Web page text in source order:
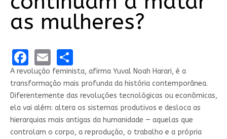
as mulheres?
Facebook
EmailShare
A revolução feminista, afirma Yuval Noah Harari, é a
transformação mais profunda da história contemporânea.
Diferentemente das revoluções tecnológicas ou econômicas,
ela vai além: altera os sistemas produtivos e desloca as
hierarquias mais antigas da humanidade — aquelas que
controlam o corpo, a reprodução, o trabalho e a própria